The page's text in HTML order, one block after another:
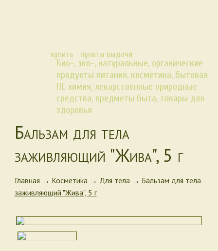
купить пункты выдачи
Био-, эко-, натуральные, органические
продукты питания, косметика, бытовая
НЕ химия, лекарственные природные
средства, предметы быта, товары для
здоровья
Бальзам для тела
заживляющий "Жива", 5 г
Главная → Косметика→ Для тела→ Бальзам для тела
заживляющий "Жива", 5 г